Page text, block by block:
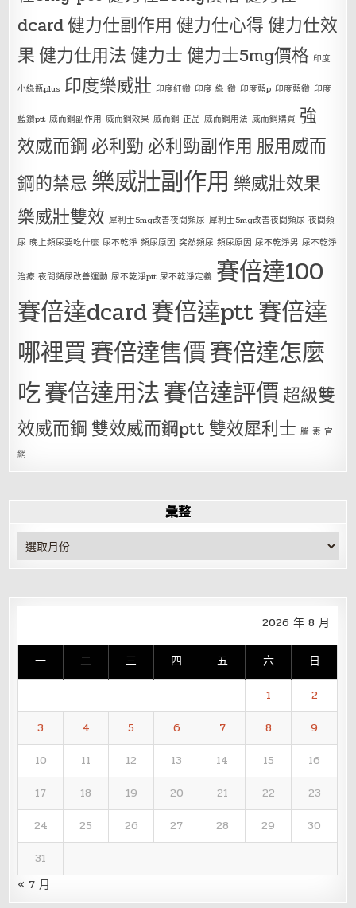
dcard健力仕副作用 健力仕心得健力仕效
果健力仕用法健力士健力士5mg價格 印度
小綠瓶plus 印度樂威壯 印度紅鑽 印度 綠 鑽 印度藍p 印度藍鑽 印度
藍鑽ptt 威而鋼副作用 威而鋼效果 威而鋼 正品 威而鋼用法 威而鋼購買 強
效威而鋼 必利勁 必利勁副作用 服用威而
鋼的禁忌 樂威壯副作用 樂威壯效果
樂威壯雙效 犀利士5mg改善夜間頻尿 犀利士5mg改善夜間頻尿 夜間頻
尿 晚上頻尿要吃什麼 尿不乾淨 頻尿原因 突然頻尿 頻尿原因 尿不乾淨男 尿不乾淨
治療 夜間頻尿改善運動 尿不乾淨ptt 尿不乾淨定義 賽倍達100
賽倍達dcard賽倍達ptt賽倍達
哪裡買賽倍達售價賽倍達怎麼
吃賽倍達用法賽倍達評價超級雙
效威而鋼 雙效威而鋼ptt 雙效犀利士 騰 素 官
網
彙整
彙
整
2026 年 8 月
一 二 三 四 五 六 日
1
2
3
4 5 6 7 8
9
10
11 12 13 14 15
16
17
18 19 20 21 22
23
24
25 26 27 28 29
30
31
« 7 月